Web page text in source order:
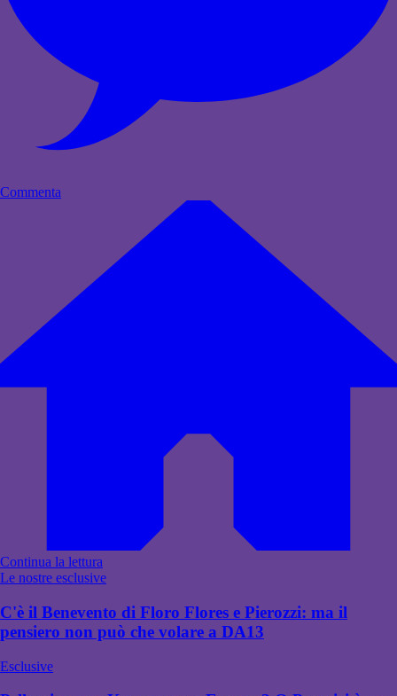
Commenta
Continua la lettura
Le nostre esclusive
C'è il Benevento di Floro Flores e Pierozzi: ma il
pensiero non può che volare a DA13
Esclusive